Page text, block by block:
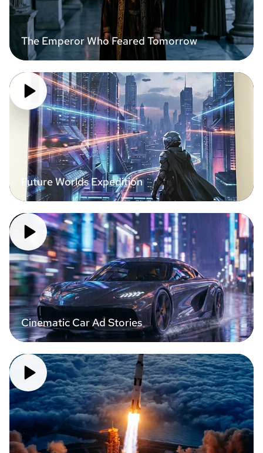
The Emperor Who Feared Tomorrow
Future Worlds Expedition
Cinematic Car Ad Stories